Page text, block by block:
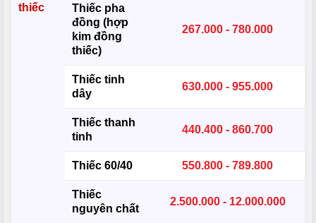
thiếc
Thiếc pha
đồng (hợp
kim đồng
thiếc)
267.000 - 780.000
Thiếc tinh
dây
630.000 - 955.000
Thiếc thanh
tinh
440.400 - 860.700
Thiếc 60/40 550.800 - 789.800
Thiếc
nguyên chất
2.500.000 - 12.000.000